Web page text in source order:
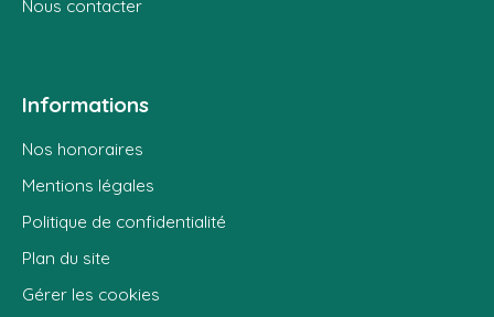
Nous contacter
Informations
Nos honoraires
Mentions légales
Politique de confidentialité
Plan du site
Gérer les cookies